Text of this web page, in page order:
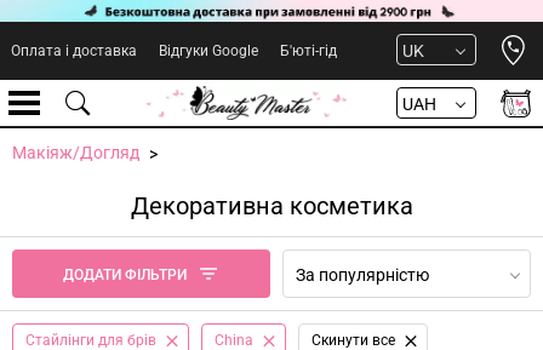
Оплата і доставка Відгуки Google Б'юті-гід UK
UAH
Макіяж/Догляд
Декоративна косметика
ДОДАТИ ФІЛЬТРИ За популярністю
Стайлінги для брів China Cкинути все